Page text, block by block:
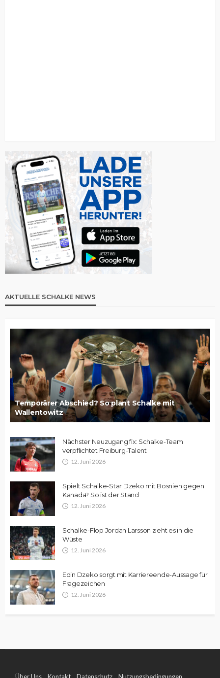
AKTUELLE SCHALKE NEWS
Temporärer Abschied? So plant Schalke mit
Wallentowitz
Nächster Neuzugang fix: Schalke-Team
verpflichtet Freiburg-Talent
12. Juni 2026
Spielt Schalke-Star Dzeko mit Bosnien gegen
Kanada? So ist der Stand
12. Juni 2026
Schalke-Flop Jordan Larsson zieht es in die
Wüste
12. Juni 2026
Edin Dzeko sorgt mit Karriereende-Aussage für
Fragezeichen
12. Juni 2026